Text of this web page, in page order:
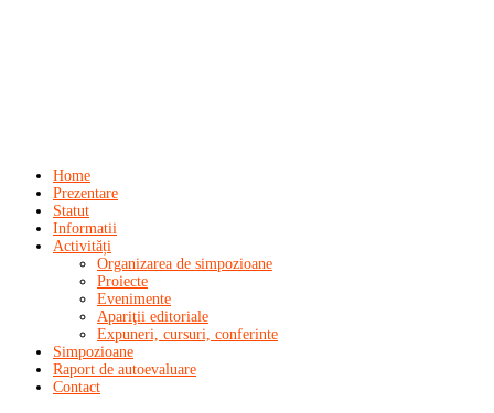
Home
Prezentare
Statut
Informatii
Activități
Organizarea de simpozioane
Proiecte
Evenimente
Apariţii editoriale
Expuneri, cursuri, conferinte
Simpozioane
Raport de autoevaluare
Contact